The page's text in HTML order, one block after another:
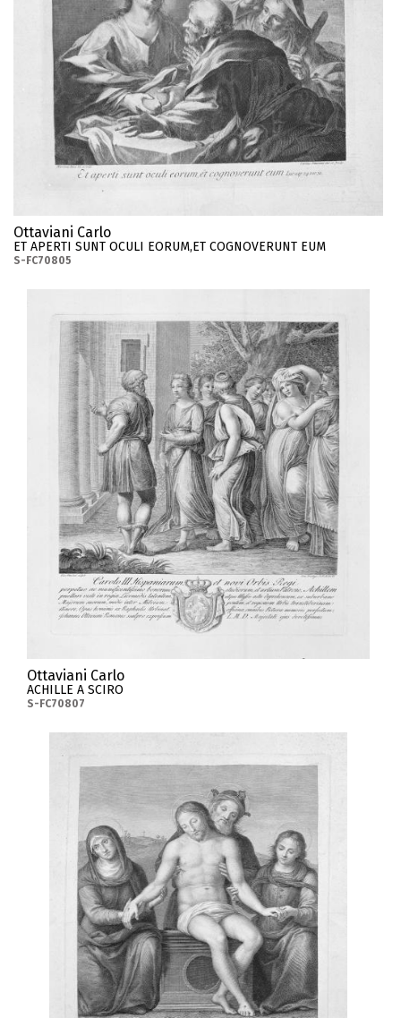
Ottaviani Carlo
ET APERTI SUNT OCULI EORUM,ET COGNOVERUNT EUM
S-FC70805
Ottaviani Carlo
ACHILLE A SCIRO
S-FC70807